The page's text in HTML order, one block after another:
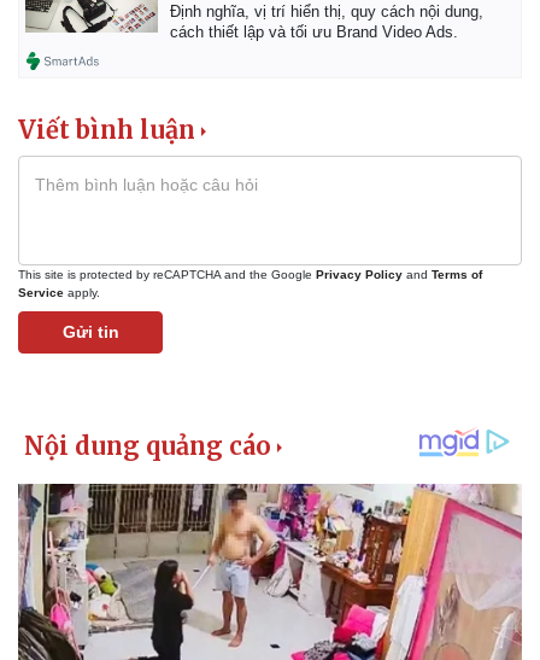
Định nghĩa, vị trí hiển thị, quy cách nội dung,
cách thiết lập và tối ưu Brand Video Ads.
Viết bình luận
This site is protected by reCAPTCHA and the Google Privacy Policy and Terms of
Service apply.
Gửi tin